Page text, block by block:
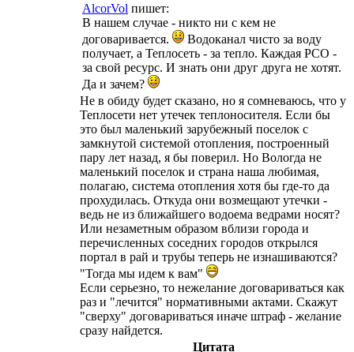
AlcorVol пишет:
В нашем случае - никто ни с кем не
договаривается.
Водоканал чисто за воду
получает, а Теплосеть - за тепло. Каждая РСО -
за свой ресурс. И знать они друг друга не хотят.
Да и зачем?
Не в обиду будет сказано, но я сомневаюсь, что у
Теплосети нет утечек теплоносителя. Если бы
это был маленький зарубежный поселок с
замкнутой системой отопления, построенный
пару лет назад, я бы поверил. Но Вологда не
маленький поселок и страна наша любимая,
полагаю, система отопления хотя бы где-то да
прохудилась. Откуда они возмещают утечки -
ведь не из ближайшего водоема ведрами носят?
Или незаметным образом вблизи города и
перечисленных соседних городов открылся
портал в рай и трубы теперь не изнашиваются?
"Тогда мы идем к вам"
Если серьезно, то нежелание договариваться как
раз и "лечится" нормативными актами. Скажут
"сверху" договариваться иначе штраф - желание
сразу найдется.
Цитата